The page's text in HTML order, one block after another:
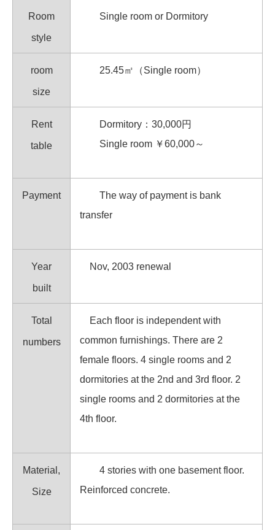
Room
style
Single room or Dormitory
room
size
25.45㎡（Single room）
Rent
table
Dormitory：30,000円
Single room ￥60,000～
Payment
The way of payment is bank
transfer
Year
built
Nov, 2003 renewal
Total
numbers
Each floor is independent with
common furnishings. There are 2
female floors. 4 single rooms and 2
dormitories at the 2nd and 3rd floor. 2
single rooms and 2 dormitories at the
4th floor.
Material,
Size
4 stories with one basement floor.
Reinforced concrete.